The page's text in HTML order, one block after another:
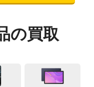
の買取